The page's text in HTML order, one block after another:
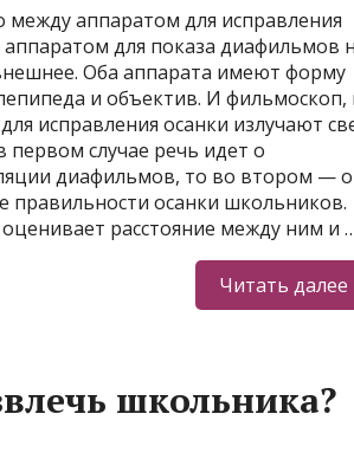
между аппаратом для исправления
аппаратом для показа диафильмов
Оба аппарата имеют форму
и объектив. И фильмоскоп,
исправления осанки излучают
первом случае речь идет о
диафильмов, то во втором — о
правильности осанки школьников.
расстояние между ним и
Читать далее
школьника?